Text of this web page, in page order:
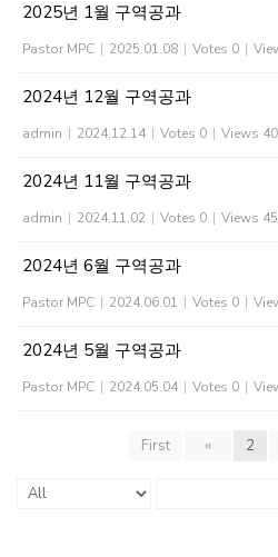
2025년 1월 구역공과
Pastor MPC | 2025.01.08 | Votes 0 |
2024년 12월 구역공과
admin | 2024.12.14 | Votes 0 | Views
2024년 11월 구역공과
admin | 2024.11.02 | Votes 0 | Views
2024년 6월 구역공과
Pastor MPC | 2024.06.01 | Votes 0 |
2024년 5월 구역공과
Pastor MPC | 2024.05.04 | Votes 0 |
First « 2